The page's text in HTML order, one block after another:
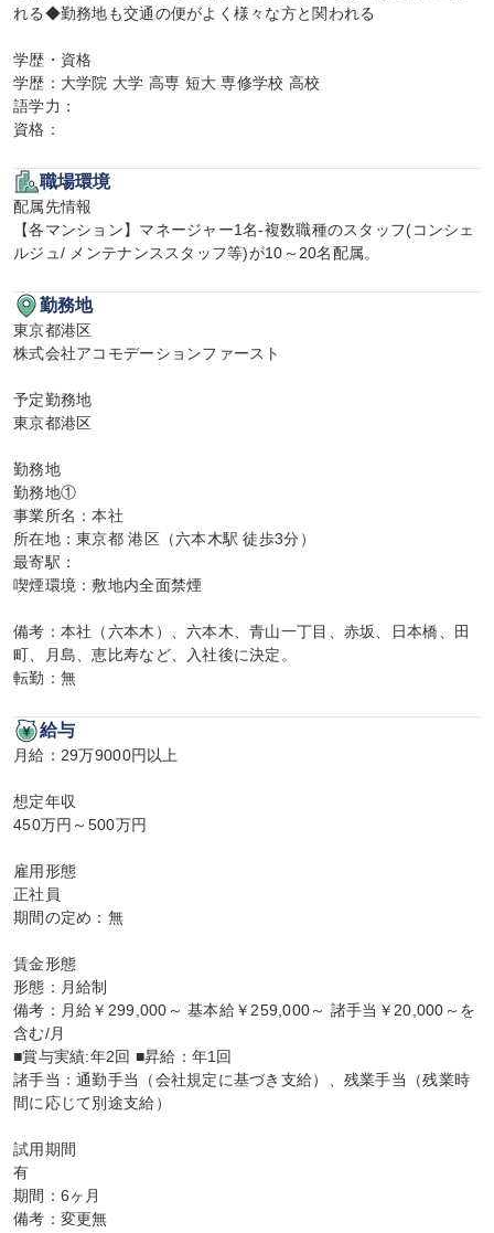
れる◆勤務地も交通の便がよく様々な方と関われる
学歴・資格
学歴：大学院 大学 高専 短大 専修学校 高校
語学力：
資格：
職場環境
配属先情報
【各マンション】マネージャー1名-複数職種のスタッフ(コンシェ
ルジュ/ メンテナンススタッフ等)が10～20名配属。
勤務地
東京都港区
株式会社アコモデーションファースト
予定勤務地
東京都港区
勤務地
勤務地①
事業所名：本社
所在地：東京都 港区（六本木駅 徒歩3分）
最寄駅：
喫煙環境：敷地内全面禁煙
備考：本社（六本木）、六本木、青山一丁目、赤坂、日本橋、田
町、月島、恵比寿など、入社後に決定。
転勤：無
給与
月給：29万9000円以上
想定年収
450万円～500万円
雇用形態
正社員
期間の定め：無
賃金形態
形態：月給制
備考：月給￥299,000～ 基本給￥259,000～ 諸手当￥20,000～を
含む/月
■賞与実績:年2回 ■昇給：年1回
諸手当：通勤手当（会社規定に基づき支給）、残業手当（残業時
間に応じて別途支給）
試用期間
有
期間：6ヶ月
備考：変更無